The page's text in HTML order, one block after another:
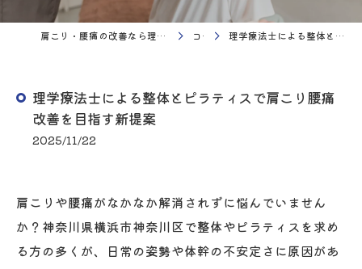
肩こり・腰痛の改善なら理学療法 整体院Regalo（横浜市神奈川区白楽駅） コラム 理学療法士による整体とピラティスで肩こり腰痛改善を目指す新提案
理学療法士による整体とピラティスで肩こり腰痛
改善を目指す新提案
2025/11/22
肩こりや腰痛がなかなか解消されずに悩んでいません
か？神奈川県横浜市神奈川区で整体やピラティスを求め
る方の多くが、日常の姿勢や体幹の不安定さに原因があ